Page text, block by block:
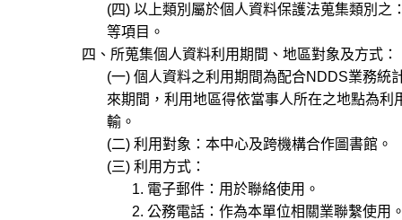
(四) 以上類別屬於個人資料保護法蒐集類別之
等項目。
四、所蒐集個人資料利用期間、地區對象及方式：
(一) 個人資料之利用期間為配合NDDS業務統
來期間，利用地區得依當事人所在之地點為利
輸。
(二) 利用對象：本中心及跨機構合作圖書館。
(三) 利用方式：
1. 電子郵件：用於聯絡使用。
2. 公務電話：作為本單位相關業聯繫使用